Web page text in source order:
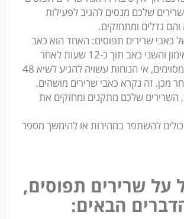
שלכם מנסים להגיב לפעילות
גדלים ומתחזקים.
סוגים של כאבי שרירים תפוסים: האחד הוא כאב
חד מיד לאחר האימון והשני כאב תוך כ-12 שעות לאחר
האימון. במקרים מסוימים, אי הנוחות עשויה להגיע לשיא 48
לאחר מכן. זה נקרא כאבי שרירים מושהים.
השרירים שלכם מתקנים ומחזקים את
להשתפר במהירות או להימשך מספר
על שרירים תפוסים,
הבאים: